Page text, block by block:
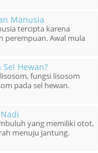
Manusia
tercipta karena
perempuan. Awal mula
Hewan?
fungsi lisosom
pada sel hewan.
yang memiliki otot,
menuju jantung.